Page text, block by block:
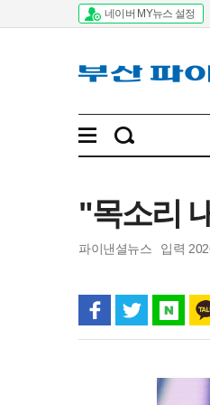
네이버 MY뉴스 설정
"목소리
파이낸셜뉴스 입력